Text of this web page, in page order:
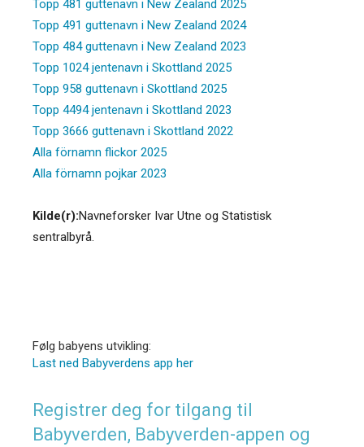
Topp 481 guttenavn i New Zealand 2025
Topp 491 guttenavn i New Zealand 2024
Topp 484 guttenavn i New Zealand 2023
Topp 1024 jentenavn i Skottland 2025
Topp 958 guttenavn i Skottland 2025
Topp 4494 jentenavn i Skottland 2023
Topp 3666 guttenavn i Skottland 2022
Alla förnamn flickor 2025
Alla förnamn pojkar 2023
Kilde(r):Navneforsker Ivar Utne og Statistisk
sentralbyrå.
Følg babyens utvikling:
Last ned Babyverdens app her
Registrer deg for tilgang til
Babyverden, Babyverden-appen og